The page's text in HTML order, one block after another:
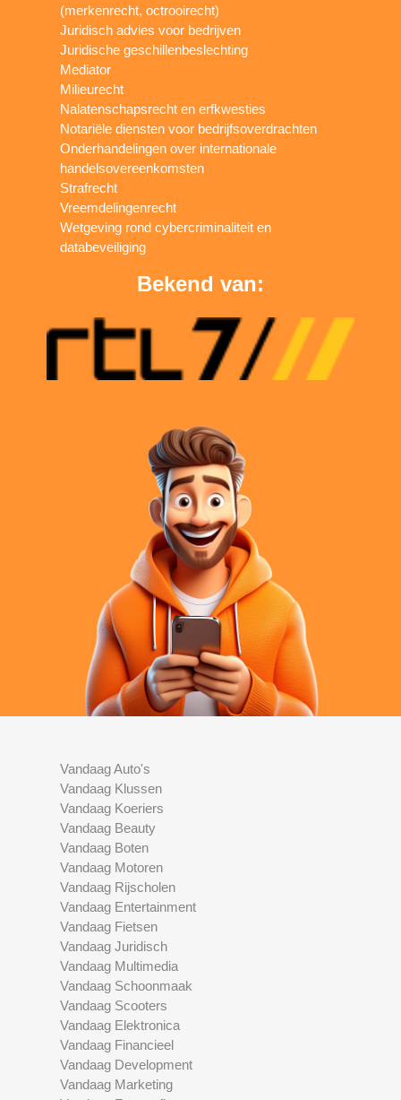
(merkenrecht, octrooirecht)
Juridisch advies voor bedrijven
Juridische geschillenbeslechting
Mediator
Milieurecht
Nalatenschapsrecht en erfkwesties
Notariële diensten voor bedrijfsoverdrachten
Onderhandelingen over internationale
handelsovereenkomsten
Strafrecht
Vreemdelingenrecht
Wetgeving rond cybercriminaliteit en
databeveiliging
Bekend van:
Vandaag Auto's
Vandaag Klussen
Vandaag Koeriers
Vandaag Beauty
Vandaag Boten
Vandaag Motoren
Vandaag Rijscholen
Vandaag Entertainment
Vandaag Fietsen
Vandaag Juridisch
Vandaag Multimedia
Vandaag Schoonmaak
Vandaag Scooters
Vandaag Elektronica
Vandaag Financieel
Vandaag Development
Vandaag Marketing